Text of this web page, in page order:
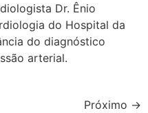
Dr. Ênio
do Hospital da
do diagnóstico
arterial.
Próximo →